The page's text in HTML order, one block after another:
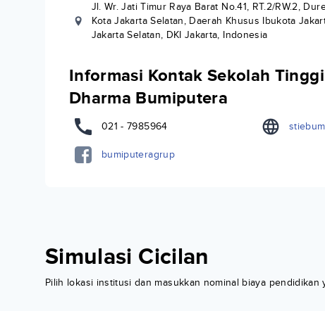
Jl. Wr. Jati Timur Raya Barat No.41, RT.2/RW.2,
Kota Jakarta Selatan, Daerah Khusus Ibukota
Jakarta Selatan, DKI Jakarta, Indonesia
Informasi Kontak Sekolah
Dharma Bumiputera
021 - 7985964
bumiputeragrup
Simulasi Cicilan
Pilih lokasi institusi dan masukkan nominal biaya pendidikan